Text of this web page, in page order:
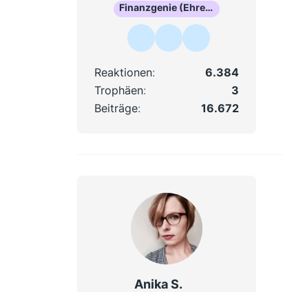
Finanzgenie (Ehrenmitglied)
Reaktionen
6.384
Trophäen
3
Beiträge
16.672
Anika S.